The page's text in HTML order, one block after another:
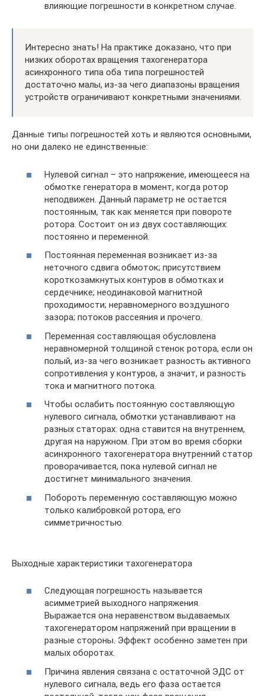
влияющие погрешности в конкретном случае.
Интересно знать! На практике доказано, что при
низких оборотах вращения тахогенератора
асинхронного типа оба типа погрешностей
достаточно малы, из-за чего диапазоны вращения
устройств ограничивают конкретными значениями.
Данные типы погрешностей хоть и являются основными,
но они далеко не единственные:
Нулевой сигнал – это напряжение, имеющееся на
обмотке генератора в момент, когда ротор
неподвижен. Данный параметр не остается
постоянным, так как меняется при повороте
ротора. Состоит он из двух составляющих:
постоянно и переменной.
Постоянная переменная возникает из-за
неточного сдвига обмоток; присутствием
короткозамкнутых контуров в обмотках и
сердечнике; неодинаковой магнитной
проходимости; неравномерного воздушного
зазора; потоков рассеяния и прочего.
Переменная составляющая обусловлена
неравномерной толщиной стенок ротора, если он
полый, из-за чего возникает разность активного
сопротивления у контуров, а значит, и разность
тока и магнитного потока.
Чтобы ослабить постоянную составляющую
нулевого сигнала, обмотки устанавливают на
разных статорах: одна ставится на внутреннем,
другая на наружном. При этом во время сборки
асинхронного тахогенератора внутренний статор
проворачивается, пока нулевой сигнал не
достигнет минимального значения.
Побороть переменную составляющую можно
только калибровкой ротора, его
симметричностью.
Выходные характеристики тахогенератора
Следующая погрешность называется
асимметрией выходного напряжения.
Выражается она неравенством выдаваемых
тахогенератором напряжений при вращении в
разные стороны. Эффект особенно заметен при
малых оборотах.
Причина явления связана с остаточной ЭДС от
нулевого сигнала, ведь его фаза остается